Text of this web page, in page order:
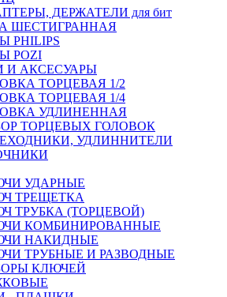
ДЕРЖАТЕЛИ для бит
ШЕСТИГРАННАЯ
PHILIPS
POZI
И АКСЕСУАРЫ
ТОРЦЕВАЯ 1/2
ТОРЦЕВАЯ 1/4
УДЛИНЕННАЯ
ТОРЦЕВЫХ ГОЛОВОК
УДЛИННИТЕЛИ
УДАРНЫЕ
ТРЕЩЕТКА
ТРУБКА (ТОРЦЕВОЙ)
КОМБИНИРОВАННЫЕ
НАКИДНЫЕ
ТРУБНЫЕ И РАЗВОДНЫЕ
КЛЮЧЕЙ